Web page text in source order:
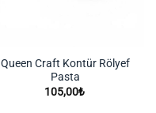
Queen Craft Kontür Rölyef
Pasta
105,00₺